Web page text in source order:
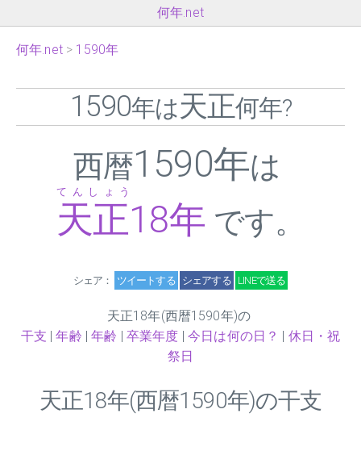
何年.net
何年.net 1590年
1590年は天正何年?
西暦1590年は
天正18年
てんしょう
です。
シェア： ツイートする シェアする LINEで送る
天正18年(西暦1590年)の
干支 |年齢 |年齢 |卒業年度 |今日は何の日？ | 休日・祝
祭日
天正18年(西暦1590年)の干支